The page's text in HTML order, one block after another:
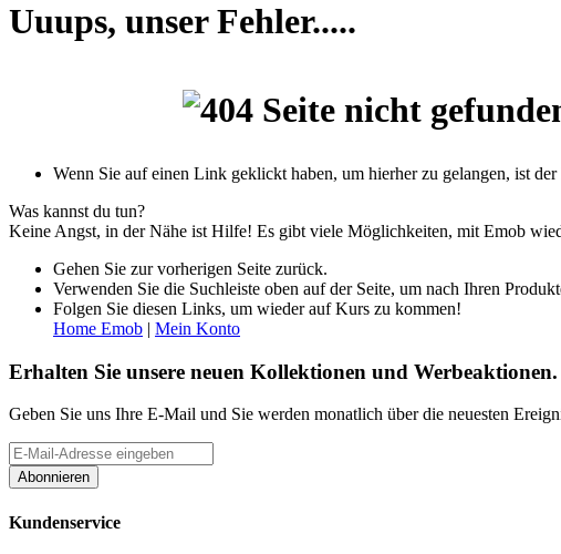
Uuups, unser Fehler.....
Wenn Sie auf einen Link geklickt haben, um hierher zu gelangen, ist
Was kannst du tun?
Keine Angst, in der Nähe ist Hilfe! Es gibt viele Möglichkeiten, mit Emob
Gehen Sie zur vorherigen Seite zurück.
Verwenden Sie die Suchleiste oben auf der Seite, um nach Ihren
Folgen Sie diesen Links, um wieder auf Kurs zu kommen!
Home Emob | Mein Konto
Erhalten Sie unsere neuen Kollektionen und Werbeaktionen.
Geben Sie uns Ihre E-Mail und Sie werden monatlich über die neuesten
Abonnieren
Kundenservice